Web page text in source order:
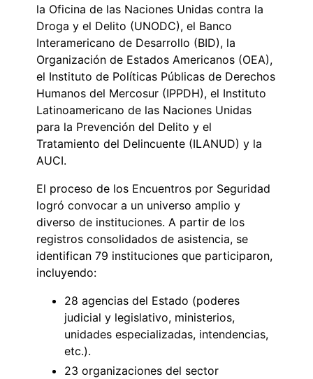
la Oficina de las Naciones Unidas contra la
Droga y el Delito (UNODC), el Banco
Interamericano de Desarrollo (BID), la
Organización de Estados Americanos (OEA),
el Instituto de Políticas Públicas de Derechos
Humanos del Mercosur (IPPDH), el Instituto
Latinoamericano de las Naciones Unidas
para la Prevención del Delito y el
Tratamiento del Delincuente (ILANUD) y la
AUCI.
El proceso de los Encuentros por Seguridad
logró convocar a un universo amplio y
diverso de instituciones. A partir de los
registros consolidados de asistencia, se
identifican 79 instituciones que participaron,
incluyendo:
28 agencias del Estado (poderes
judicial y legislativo, ministerios,
unidades especializadas, intendencias,
etc.).
23 organizaciones del sector